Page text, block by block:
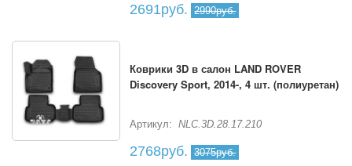
2691руб. 2990руб.
Коврики 3D в салон LAND ROVER
Discovery Sport, 2014-, 4 шт. (полиуретан)
Артикул: NLC.3D.28.17.210
2768руб. 3075руб.